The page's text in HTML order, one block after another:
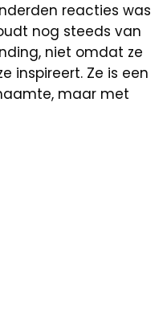
reacties was
nog steeds van
niet omdat ze
inspireert. Ze is een
maar met